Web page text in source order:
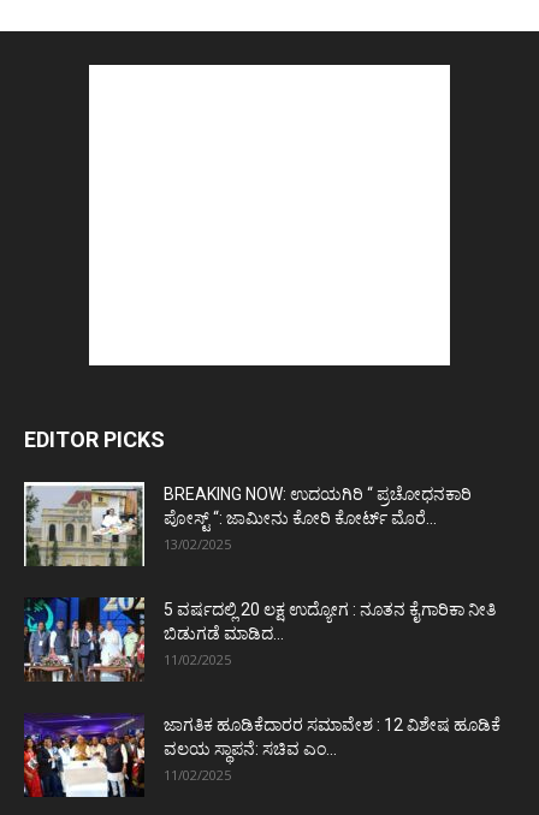
EDITOR PICKS
BREAKING NOW: ಉದಯಗಿರಿ “ ಪ್ರಚೋಧನಕಾರಿ
ಪೋಸ್ಟ್‌ “: ಜಾಮೀನು ಕೋರಿ ಕೋರ್ಟ್‌ ಮೊರೆ...
13/02/2025
5 ವರ್ಷದಲ್ಲಿ 20 ಲಕ್ಷ ಉದ್ಯೋಗ : ನೂತನ ಕೈಗಾರಿಕಾ ನೀತಿ
ಬಿಡುಗಡೆ ಮಾಡಿದ...
11/02/2025
ಜಾಗತಿಕ ಹೂಡಿಕೆದಾರರ ಸಮಾವೇಶ : 12 ವಿಶೇಷ ಹೂಡಿಕೆ
ವಲಯ ಸ್ಥಾಪನೆ: ಸಚಿವ ಎಂ...
11/02/2025